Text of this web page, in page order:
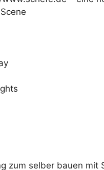
zum selber bauen mit